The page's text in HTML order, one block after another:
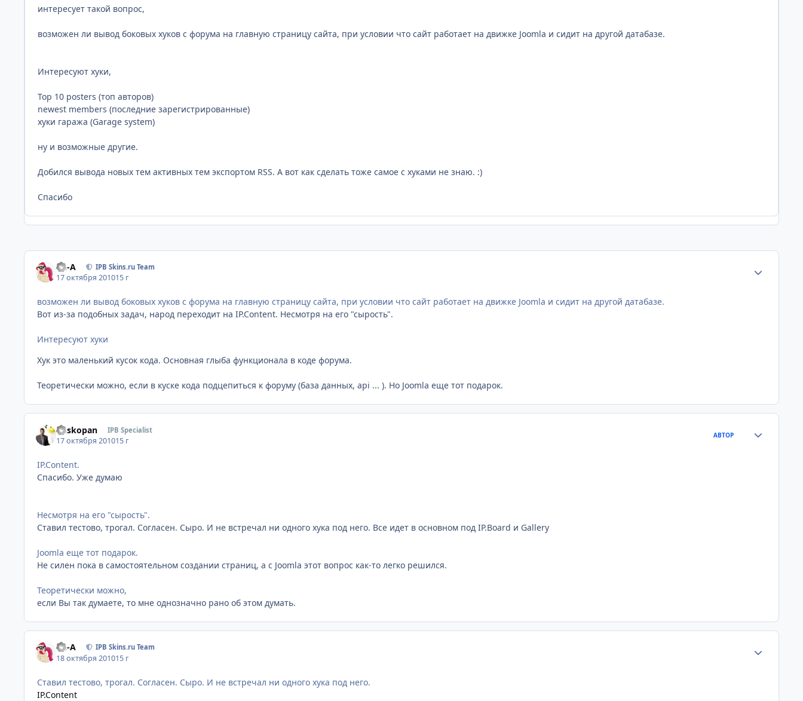
интересует такой вопрос,
возможен ли вывод боковых хуков с форума на главную страницу сайта, при условии что сайт работает на движке Joomla и сидит на другой датабазе.
Интересуют хуки,
Top 10 posters (топ авторов)
newest members (последние зарегистрированные)
хуки гаража (Garage system)
ну и возможные другие.
Добился вывода новых тем активных тем экспортом RSS. А вот как сделать тоже самое с хуками не знаю. :)
Спасибо
Ph-A IPB Skins.ru Team
17 октября 201015 г
возможен ли вывод боковых хуков с форума на главную страницу сайта, при условии что сайт работает на движке Joomla и сидит на другой датабазе.
Вот из-за подобных задач, народ переходит на IP.Content. Несмотря на его "сырость".
Интересуют хуки
Хук это маленький кусок кода. Основная глыба функционала в коде форума.
Теоретически можно, если в куске кода подцепиться к форуму (база данных, api ... ). Но Joomla еще тот подарок.
Buskopan IPB Specialist
17 октября 201015 г
АВТОР
IP.Content.
Спасибо. Уже думаю
Несмотря на его "сырость".
Ставил тестово, трогал. Согласен. Сыро. И не встречал ни одного хука под него. Все идет в основном под IP.Board и Gallery
Joomla еще тот подарок.
Не силен пока в самостоятельном создании страниц, а c Joomla этот вопрос как-то легко решился.
Теоретически можно,
если Вы так думаете, то мне однозначно рано об этом думать.
Ph-A IPB Skins.ru Team
18 октября 201015 г
Ставил тестово, трогал. Согласен. Сыро. И не встречал ни одного хука под него.
IP.Content